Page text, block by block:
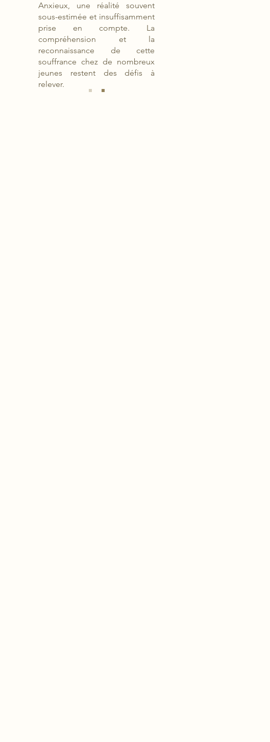
Anxieux, une réalité souvent
sous-estimée et insuffisamment
prise en compte. La
compréhension et la
reconnaissance de cette
souffrance chez de nombreux
jeunes restent des défis à
relever.